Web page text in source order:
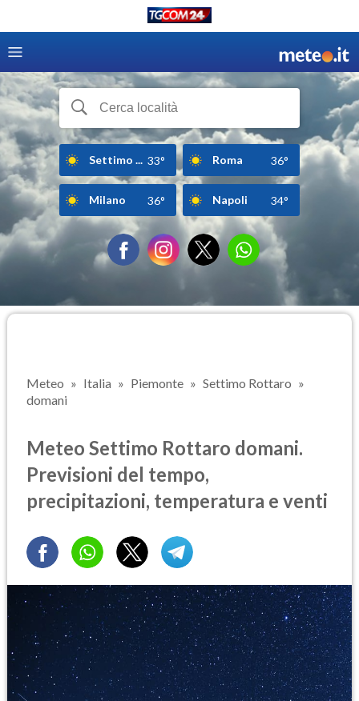
Settimo ... 33° Roma 36°
Milano 36° Napoli 34°
Meteo Italia Piemonte
Settimo Rottaro
domani
Meteo Settimo Rottaro domani.
Previsioni del tempo,
precipitazioni, temperatura e venti